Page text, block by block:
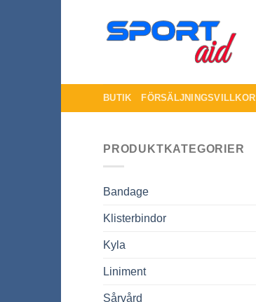
BUTIK FÖRSÄLJNINGSVILLKOR
PRODUKTKATEGORIER
Bandage
Klisterbindor
Kyla
Liniment
Sårvård